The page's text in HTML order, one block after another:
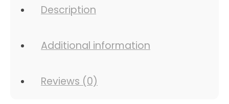
Description
Additional information
Reviews (0)